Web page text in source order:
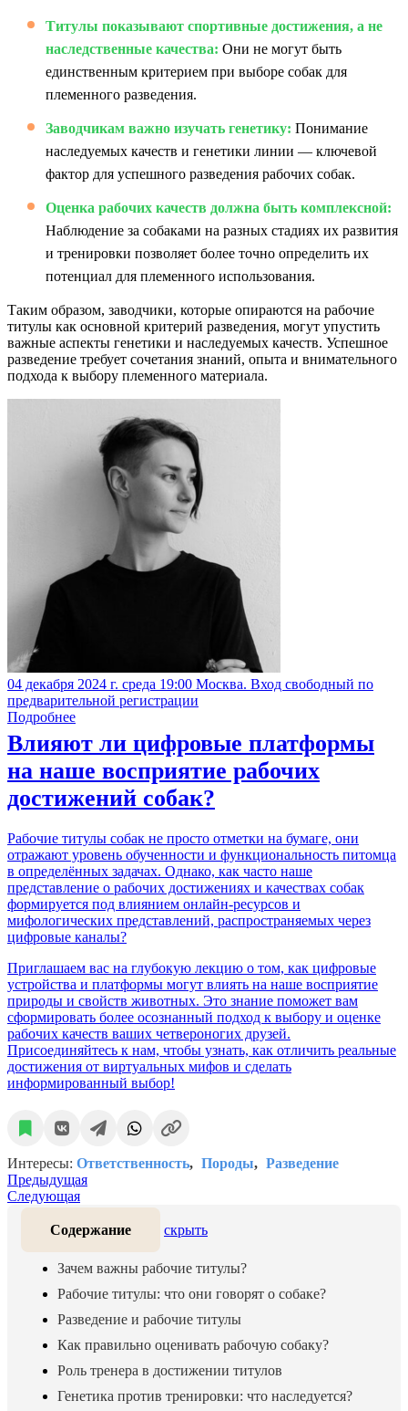
Титулы показывают спортивные достижения, а не
наследственные качества: Они не могут быть
единственным критерием при выборе собак для
племенного разведения.
Заводчикам важно изучать генетику: Понимание
наследуемых качеств и генетики линии — ключевой
фактор для успешного разведения рабочих собак.
Оценка рабочих качеств должна быть комплексной:
Наблюдение за собаками на разных стадиях их развития
и тренировки позволяет более точно определить их
потенциал для племенного использования.
Таким образом, заводчики, которые опираются на рабочие
титулы как основной критерий разведения, могут упустить
важные аспекты генетики и наследуемых качеств. Успешное
разведение требует сочетания знаний, опыта и внимательного
подхода к выбору племенного материала.
04 декабря 2024 г. среда 19:00 Москва. Вход свободный по
предварительной регистрации
Подробнее
Влияют ли цифровые платформы
на наше восприятие рабочих
достижений собак?
Рабочие титулы собак не просто отметки на бумаге, они
отражают уровень обученности и функциональность питомца
в определённых задачах. Однако, как часто наше
представление о рабочих достижениях и качествах собак
формируется под влиянием онлайн-ресурсов и
мифологических представлений, распространяемых через
цифровые каналы?
Приглашаем вас на глубокую лекцию о том, как цифровые
устройства и платформы могут влиять на наше восприятие
природы и свойств животных. Это знание поможет вам
сформировать более осознанный подход к выбору и оценке
рабочих качеств ваших четвероногих друзей.
Присоединяйтесь к нам, чтобы узнать, как отличить реальные
достижения от виртуальных мифов и сделать
информированный выбор!
Интересы: Ответственность Породы
Разведение
Предыдущая
Следующая
Содержание скрыть
Зачем важны рабочие титулы?
Рабочие титулы: что они говорят о собаке?
Разведение и рабочие титулы
Как правильно оценивать рабочую собаку?
Роль тренера в достижении титулов
Генетика против тренировки: что наследуется?